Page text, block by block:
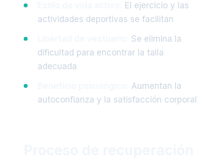
El ejercicio y las
actividades deportivas se facilitan
Se elimina la
dificultad para encontrar la talla
adecuada
Aumentan la
autoconfianza y la satisfacción corporal